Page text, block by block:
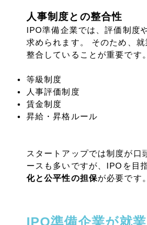
人事制度との整合性
IPO準備企業では、評価制度
求められます。
そのため、
整合していることが重要です。
等級制度
人事評価制度
賃金制度
昇給・昇格ルール
スタートアップでは制度が口
ースも多いですが、 IPOを目
化と公平性の担保が必要です。
IPO準備企業が就